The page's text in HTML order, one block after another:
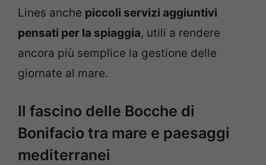
Lines anche piccoli servizi aggiuntivi
pensati per la spiaggia, utili a rendere
ancora più semplice la gestione delle
giornate al mare.
Il fascino delle Bocche di
Bonifacio tra mare e paesaggi
mediterranei